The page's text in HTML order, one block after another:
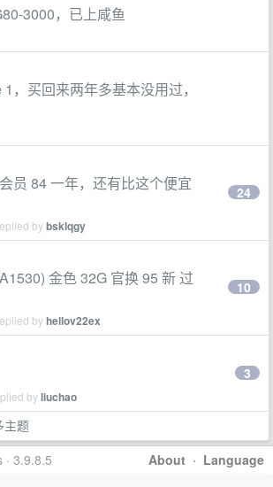
3000，已上咸鱼
，买回来两年多基本没用过，
员 84 一年，还有比这个便宜
bybsklqgy
24
金色 32G 官换 95 新 过
byhellov22ex
10
byliuchao
3
主题
About · Language
· 3.9.8.5